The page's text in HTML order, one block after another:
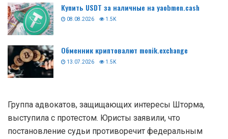
Купить USDT за наличные на yaobmen.cash
08.08.2026 1.5K
Обменник криптовалют monik.exchange
13.07.2026 1.5K
Группа адвокатов, защищающих интересы Шторма,
выступила с протестом. Юристы заявили, что
постановление судьи противоречит федеральным